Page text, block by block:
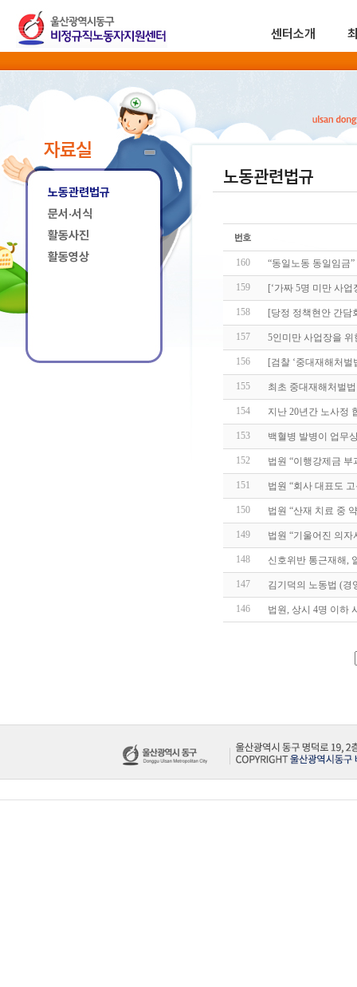
센터소개
자료실
노동관련법규
문서·서식
활동사진
활동영상
노동관련법규
160 “동일노동 동일임금
159 [‘가짜 5명 미만 사
158 [당정 정책현안 간
157 5인미만 사업장을
156 [검찰 ‘중대재해처
155 최초 중대재해처벌
154 지난 20년간 노사정
153 백혈병 발병이 업무
152 법원 “이행강제금
151 법원 “회사 대표도
150 법원 “산재 치료 중
149 법원 “기울어진 의
148 신호위반 통근재해,
147 김기덕의 노동법 (경
146 법원, 상시 4명 이하